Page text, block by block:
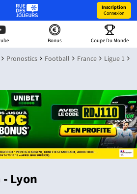
Inscription
Connexion
Bonus Coupe Du Monde
Pronostics Football France
Ligue 1
Lyon